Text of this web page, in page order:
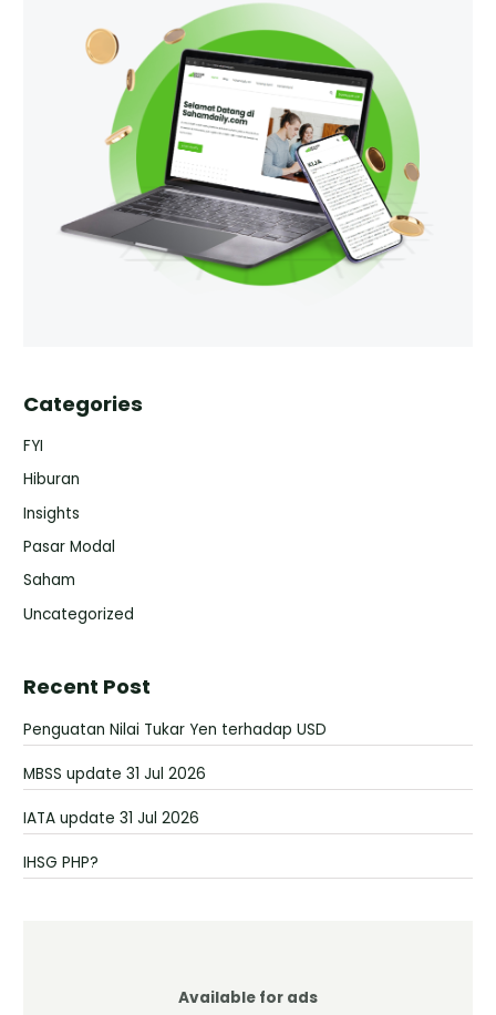
Categories
FYI
Hiburan
Insights
Pasar Modal
Saham
Uncategorized
Recent Post
Penguatan Nilai Tukar Yen terhadap USD
MBSS update 31 Jul 2026
IATA update 31 Jul 2026
IHSG PHP?
Available for ads